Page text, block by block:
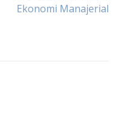
Ekonomi Manajerial